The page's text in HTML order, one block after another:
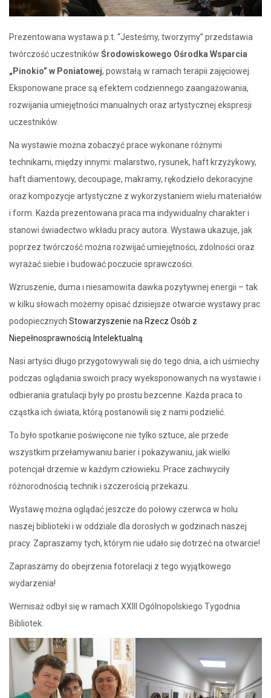
Prezentowana wystawa p.t. “Jesteśmy, tworzymy” przedstawia
twórczość uczestników Środowiskowego Ośrodka Wsparcia
„Pinokio” w Poniatowej, powstałą w ramach terapii zajęciowej.
Eksponowane prace są efektem codziennego zaangażowania,
rozwijania umiejętności manualnych oraz artystycznej ekspresji
uczestników.
Na wystawie można zobaczyć prace wykonane różnymi
technikami, między innymi: malarstwo, rysunek, haft krzyżykowy,
haft diamentowy, decoupage, makramy, rękodzieło dekoracyjne
oraz kompozycje artystyczne z wykorzystaniem wielu materiałów
i form. Każda prezentowana praca ma indywidualny charakter i
stanowi świadectwo wkładu pracy autora. Wystawa ukazuje, jak
poprzez twórczość można rozwijać umiejętności, zdolności oraz
wyrażać siebie i budować poczucie sprawczości.
Wzruszenie, duma i niesamowita dawka pozytywnej energii – tak
w kilku słowach możemy opisać dzisiejsze otwarcie wystawy prac
podopiecznych Stowarzyszenie na Rzecz Osób z
Niepełnosprawnością Intelektualną
Nasi artyści długo przygotowywali się do tego dnia, a ich uśmiechy
podczas oglądania swoich pracy wyeksponowanych na wystawie i
odbierania gratulacji były po prostu bezcenne. Każda praca to
cząstka ich świata, którą postanowili się z nami podzielić.
To było spotkanie poświęcone nie tylko sztuce, ale przede
wszystkim przełamywaniu barier i pokazywaniu, jak wielki
potencjał drzemie w każdym człowieku. Prace zachwyciły
różnorodnością technik i szczerością przekazu.
Wystawę można oglądać jeszcze do połowy czerwca w holu
naszej biblioteki i w oddziale dla dorosłych w godzinach naszej
pracy. Zapraszamy tych, którym nie udało się dotrzeć na otwarcie!
Zapraszamy do obejrzenia fotorelacji z tego wyjątkowego
wydarzenia!
Wernisaż odbył się w ramach XXIII Ogólnopolskiego Tygodnia
Bibliotek.